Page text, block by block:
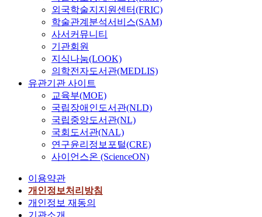
외국학술지지원센터(FRIC)
학술관계분석서비스(SAM)
사서커뮤니티
기관회원
지식나눔(LOOK)
의학전자도서관(MEDLIS)
유관기관 사이트
교육부(MOE)
국립장애인도서관(NLD)
국립중앙도서관(NL)
국회도서관(NAL)
연구윤리정보포털(CRE)
사이언스온 (ScienceON)
이용약관
개인정보처리방침
개인정보 재동의